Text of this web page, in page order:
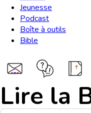
Jeunesse
Podcast
Boîte à outils
Bible
Lire la